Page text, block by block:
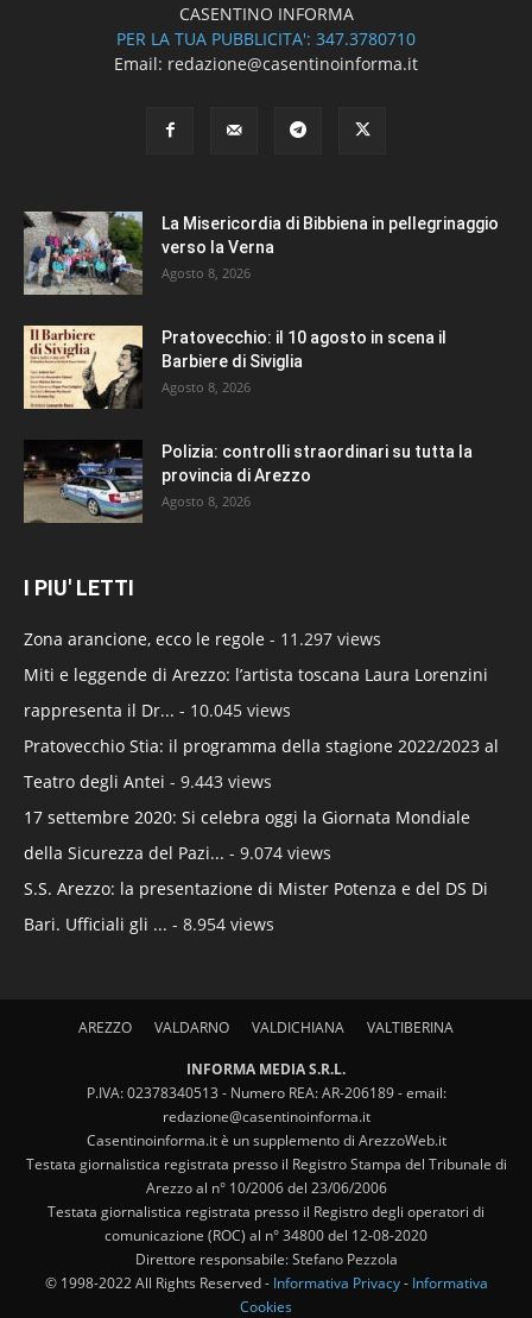
CASENTINO INFORMA
PER LA TUA PUBBLICITA': 347.3780710
Email: redazione@casentinoinforma.it
La Misericordia di Bibbiena in pellegrinaggio
verso la Verna
Agosto 8, 2026
Pratovecchio: il 10 agosto in scena il
Barbiere di Siviglia
Agosto 8, 2026
Polizia: controlli straordinari su tutta la
provincia di Arezzo
Agosto 8, 2026
I PIU' LETTI
Zona arancione, ecco le regole - 11.297 views
Miti e leggende di Arezzo: l’artista toscana Laura Lorenzini
rappresenta il Dr... - 10.045 views
Pratovecchio Stia: il programma della stagione 2022/2023 al
Teatro degli Antei - 9.443 views
17 settembre 2020: Si celebra oggi la Giornata Mondiale
della Sicurezza del Pazi... - 9.074 views
S.S. Arezzo: la presentazione di Mister Potenza e del DS Di
Bari. Ufficiali gli ... - 8.954 views
AREZZO VALDARNO VALDICHIANA VALTIBERINA
INFORMA MEDIA S.R.L.
P.IVA: 02378340513 - Numero REA: AR-206189 - email:
redazione@casentinoinforma.it
Casentinoinforma.it è un supplemento di ArezzoWeb.it
Testata giornalistica registrata presso il Registro Stampa del Tribunale di
Arezzo al n° 10/2006 del 23/06/2006
Testata giornalistica registrata presso il Registro degli operatori di
comunicazione (ROC) al n° 34800 del 12-08-2020
Direttore responsabile: Stefano Pezzola
© 1998-2022 All Rights Reserved - Informativa Privacy- Informativa
Cookies